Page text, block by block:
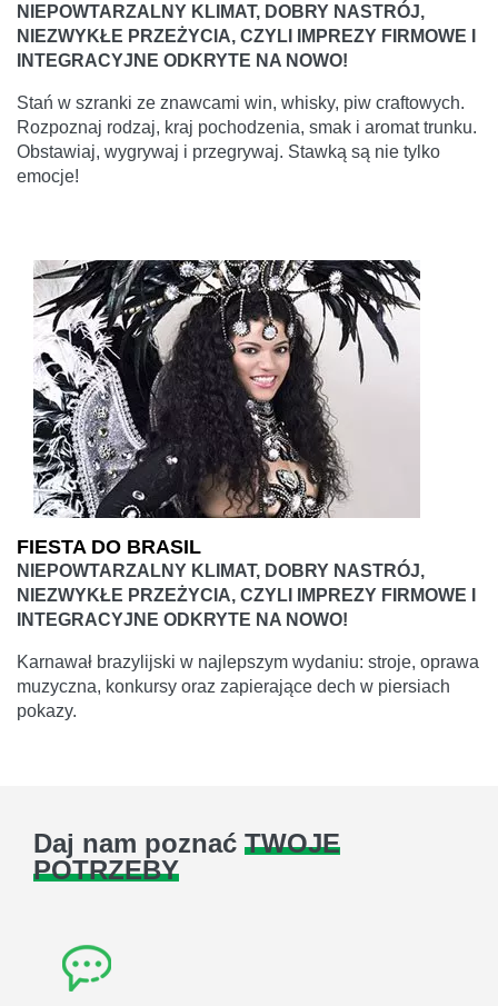
NIEPOWTARZALNY KLIMAT, DOBRY NASTRÓJ,
NIEZWYKŁE PRZEŻYCIA, CZYLI IMPREZY FIRMOWE I
INTEGRACYJNE ODKRYTE NA NOWO!
Stań w szranki ze znawcami win, whisky, piw craftowych.
Rozpoznaj rodzaj, kraj pochodzenia, smak i aromat trunku.
Obstawiaj, wygrywaj i przegrywaj. Stawką są nie tylko
emocje!
FIESTA DO BRASIL
NIEPOWTARZALNY KLIMAT, DOBRY NASTRÓJ,
NIEZWYKŁE PRZEŻYCIA, CZYLI IMPREZY FIRMOWE I
INTEGRACYJNE ODKRYTE NA NOWO!
Karnawał brazylijski w najlepszym wydaniu: stroje, oprawa
muzyczna, konkursy oraz zapierające dech w piersiach
pokazy.
Daj nam poznać TWOJE
POTRZEBY